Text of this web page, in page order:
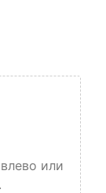
или